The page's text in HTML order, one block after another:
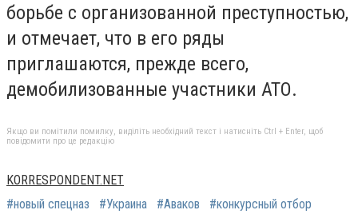
борьбе с организованной преступностью,
и отмечает, что в его ряды
приглашаются, прежде всего,
демобилизованные участники АТО.
Якщо ви помітили помилку, виділіть необхідний текст і натисніть Ctrl + Enter, щоб
повідомити про це редакцію
KORRESPONDENT.NET
#новый спецназ
#Украина #Аваков #конкурсный отбор